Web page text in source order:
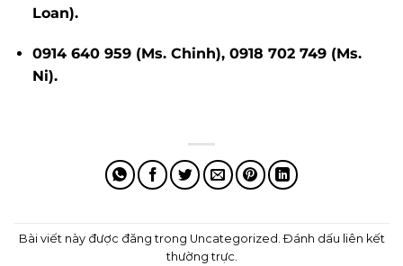
Loan).
0914 640 959 (Ms. Chinh), 0918 702 749 (Ms.
Ni).
Bài viết này được đăng trong Uncategorized . Đánh dấu liên kết
thường trực